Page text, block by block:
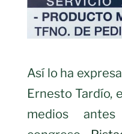
Así lo ha
Ernesto Tardío,
medios